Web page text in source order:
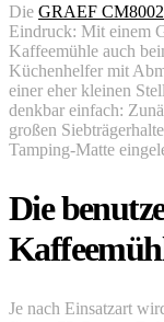
Die GRAEF CM8002
Eindruck: Mit einem
Kaffeemühle auch
Küchenhelfer mit
einer eher kleinen
denkbar einfach:
großen
Tamping-Matte
Die
Je nach Einsatzart